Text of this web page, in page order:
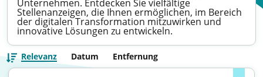
Unternehmen. Entdecken Sie vielfältige
Stellenanzeigen, die Ihnen ermöglichen, im Bereich
der digitalen Transformation mitzuwirken und
innovative Lösungen zu entwickeln.
Relevanz Datum Entfernung